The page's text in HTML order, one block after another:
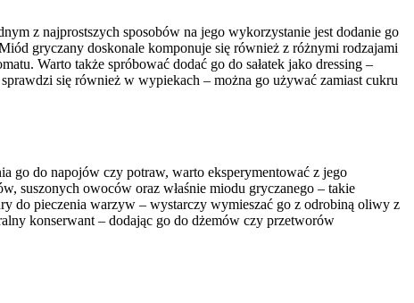
z najprostszych sposobów na jego wykorzystanie jest dodanie go
gryczany doskonale komponuje się również z różnymi rodzajami
Warto także spróbować dodać go do sałatek jako dressing –
się również w wypiekach – można go używać zamiast cukru
go do napojów czy potraw, warto eksperymentować z jego
suszonych owoców oraz właśnie miodu gryczanego – takie
do pieczenia warzyw – wystarczy wymieszać go z odrobiną oliwy z
konserwant – dodając go do dżemów czy przetworów